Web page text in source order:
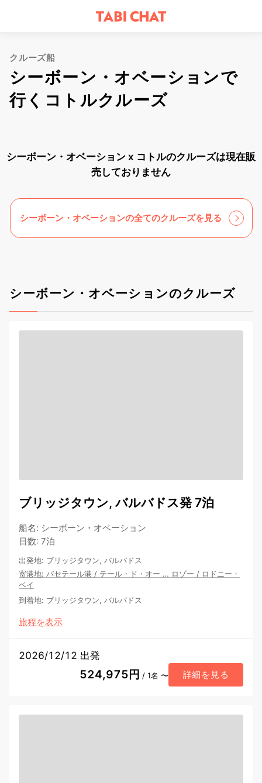
クルーズ船
シーボーン・オベーションで
行くコトルクルーズ
シーボーン・オベーション x コトルのクルーズは現在販
売しておりません
シーボーン・オベーションの全てのクルーズを見る
シーボーン・オベーションのクルーズ
ブリッジタウン, バルバドス発 7泊
船名: シーボーン・オベーション
日数: 7泊
出発地: ブリッジタウン, バルバドス
寄港地: バセテール港 / テール・ド・オー … ロゾー / ロドニー・
ベイ
到着地: ブリッジタウン, バルバドス
旅程を表示
2026/12/12 出発
524,975円 / 1名 〜 詳細を見る